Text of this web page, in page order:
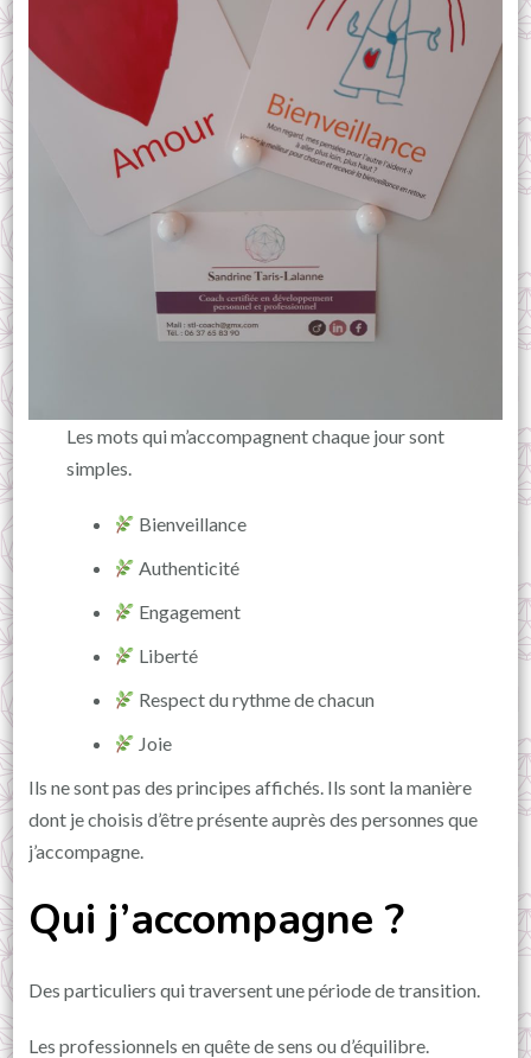
Les mots qui m’accompagnent chaque jour sont
simples.
Bienveillance
Authenticité
Engagement
Liberté
Respect du rythme de chacun
Joie
Ils ne sont pas des principes affichés. Ils sont la manière
dont je choisis d’être présente auprès des personnes que
j’accompagne.
Qui j’accompagne ?
Des particuliers qui traversent une période de transition.
Les professionnels en quête de sens ou d’équilibre.